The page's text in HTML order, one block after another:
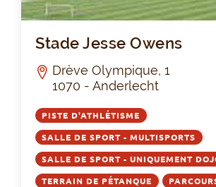
Stade Jesse Owens
Drève Olympique, 1
1070 - Anderlecht
PISTE D'ATHLÉTISME
SALLE DE SPORT - MULTISPORTS
SALLE DE SPORT - UNIQUEMENT
TERRAIN DE PÉTANQUE